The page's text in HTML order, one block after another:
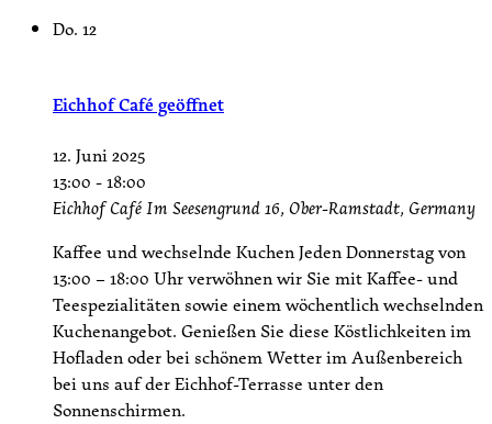
Do. 12
Eichhof Café geöffnet
12. Juni 2025
13:00 -18:00
Eichhof CaféIm Seesengrund 16, Ober-Ramstadt, Germany
Kaffee und wechselnde Kuchen Jeden Donnerstag von
13:00 – 18:00 Uhr verwöhnen wir Sie mit Kaffee- und
Teespezialitäten sowie einem wöchentlich wechselnden
Kuchenangebot. Genießen Sie diese Köstlichkeiten im
Hofladen oder bei schönem Wetter im Außenbereich
bei uns auf der Eichhof-Terrasse unter den
Sonnenschirmen.